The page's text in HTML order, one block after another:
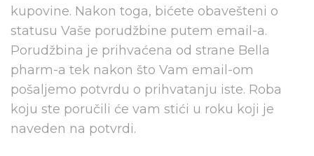
kupovine. Nakon toga, bićete obavešteni o
statusu Vaše porudžbine putem email-a.
Porudžbina je prihvaćena od strane Bella
pharm-a tek nakon što Vam email-om
pošaljemo potvrdu o prihvatanju iste. Roba
koju ste poručili će vam stići u roku koji je
naveden na potvrdi.